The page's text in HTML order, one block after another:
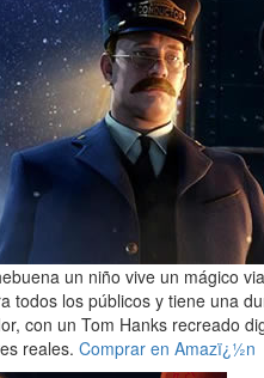
un niño vive un mágico
todos los públicos y tiene una
con un Tom Hanks recreado
reales. Comprar en Amazï¿½n